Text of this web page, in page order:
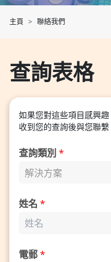
主頁 聯絡我們
查詢表格
如果您對這些項目感興
收到您的查詢後與您聯繫
查詢類別 *
解決方案
姓名 *
電郵*